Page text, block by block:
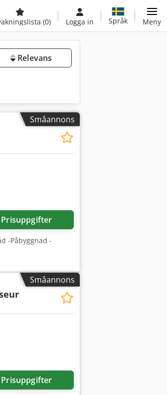
(0) Logga in Språk Meny
Relevans
Småannons
Prisuppgifter
-Påbyggnad -
Småannons
Prisuppgifter